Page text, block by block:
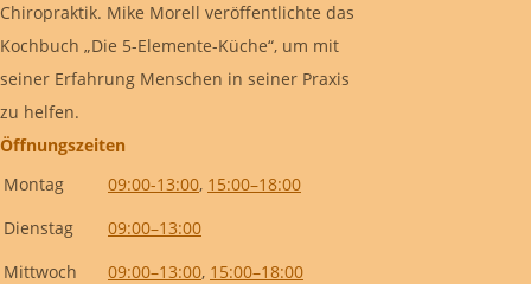
Chiropraktik. Mike Morell veröffentlichte das
Kochbuch „Die 5-Elemente-Küche“, um mit
seiner Erfahrung Menschen in seiner Praxis
zu helfen.
Öffnungszeiten
Montag
09:00-13:00, 15:00–18:00
Dienstag
09:00–13:00
Mittwoch
09:00–13:00, 15:00–18:00